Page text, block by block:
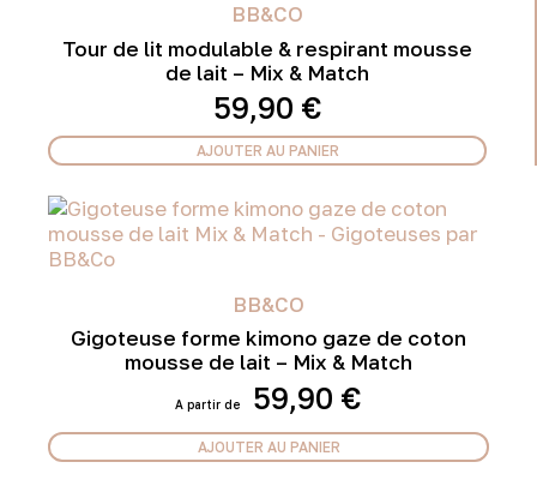
BB&CO
Tour de lit modulable & respirant mousse
de lait – Mix & Match
59,90 €
AJOUTER AU PANIER
BB&CO
Gigoteuse forme kimono gaze de coton
mousse de lait – Mix & Match
59,90 €
AJOUTER AU PANIER